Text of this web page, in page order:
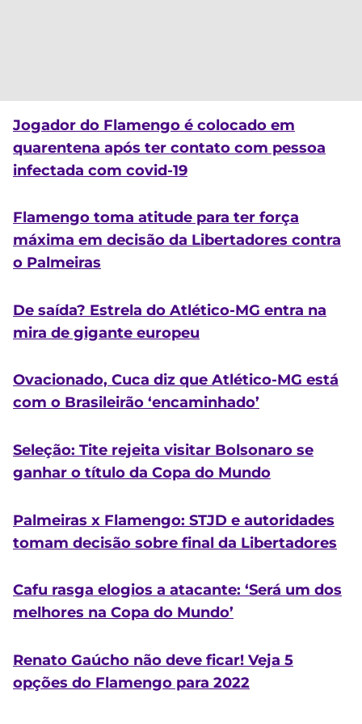
Jogador do Flamengo é colocado em
quarentena após ter contato com pessoa
infectada com covid-19
Flamengo toma atitude para ter força
máxima em decisão da Libertadores contra
o Palmeiras
De saída? Estrela do Atlético-MG entra na
mira de gigante europeu
Ovacionado, Cuca diz que Atlético-MG está
com o Brasileirão ‘encaminhado’
Seleção: Tite rejeita visitar Bolsonaro se
ganhar o título da Copa do Mundo
Palmeiras x Flamengo: STJD e autoridades
tomam decisão sobre final da Libertadores
Cafu rasga elogios a atacante: ‘Será um dos
melhores na Copa do Mundo’
Renato Gaúcho não deve ficar! Veja 5
opções do Flamengo para 2022